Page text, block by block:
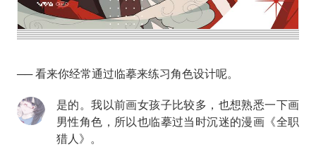
── 看来你经常通过临摹来练习角色设计呢。
是的。我以前画女孩子比较多，也想熟悉一下画
男性角色，所以也临摹过当时沉迷的漫画《全职
猎人》。